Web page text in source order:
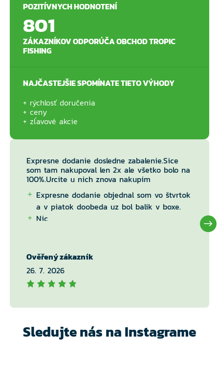
POZITÍVNYCH HODNOTENÍ
801
ZÁKAZNÍKOV ODPORÚČA OBCHOD TROPIC
FISHING
NAJČASTEJŠIE SPOMÍNATE TIETO VÝHODY
rýchlosť doručenia
ceny
zľavové akcie
Expresne dodanie dosledne zabalenie.Sice
som tam nakupoval len 2x ale všetko bolo na
100%.Urcite u nich znova nakupim
Expresne dodanie objednal som vo štvrtok
a v piatok doobeda uz bol balik v boxe.
Nic
Ověřený zákazník
26. 7. 2026
Sledujte nás na Instagrame